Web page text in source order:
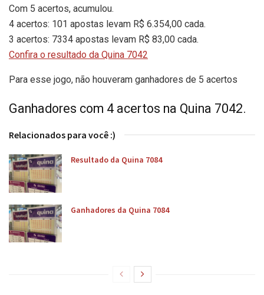
Com 5 acertos, acumulou.
4 acertos: 101 apostas levam R$ 6.354,00 cada.
3 acertos: 7334 apostas levam R$ 83,00 cada.
Confira o resultado da Quina 7042
Para esse jogo, não houveram ganhadores de 5 acertos
Ganhadores com 4 acertos na Quina 7042.
Relacionados para você :)
Resultado da Quina 7084
Ganhadores da Quina 7084